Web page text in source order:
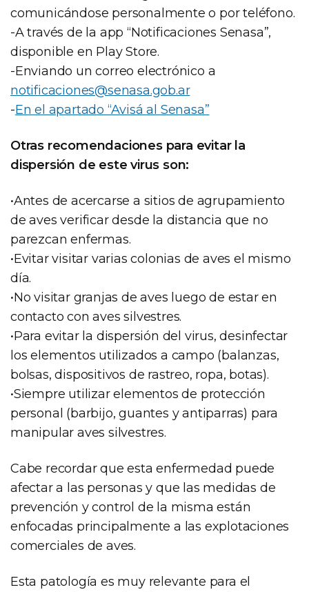
comunicándose personalmente o por teléfono.
-A través de la app “Notificaciones Senasa”,
disponible en Play Store.
-Enviando un correo electrónico a
notificaciones@senasa.gob.ar
-En el apartado “Avisá al Senasa”
Otras recomendaciones para evitar la
dispersión de este virus son:
•Antes de acercarse a sitios de agrupamiento
de aves verificar desde la distancia que no
parezcan enfermas.
•Evitar visitar varias colonias de aves el mismo
día.
•No visitar granjas de aves luego de estar en
contacto con aves silvestres.
•Para evitar la dispersión del virus, desinfectar
los elementos utilizados a campo (balanzas,
bolsas, dispositivos de rastreo, ropa, botas).
•Siempre utilizar elementos de protección
personal (barbijo, guantes y antiparras) para
manipular aves silvestres.
Cabe recordar que esta enfermedad puede
afectar a las personas y que las medidas de
prevención y control de la misma están
enfocadas principalmente a las explotaciones
comerciales de aves.
Esta patología es muy relevante para el